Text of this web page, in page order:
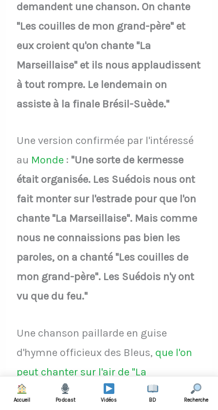
demandent une chanson. On chante
"Les couilles de mon grand-père" et
eux croient qu'on chante "La
Marseillaise" et ils nous applaudissent
à tout rompre. Le lendemain on
assiste à la finale Brésil-Suède."
Une version confirmée par l'intéressé
au Monde: "Une sorte de kermesse
était organisée. Les Suédois nous ont
fait monter sur l'estrade pour que l'on
chante "La Marseillaise". Mais comme
nous ne connaissions pas bien les
paroles, on a chanté "Les couilles de
mon grand-père". Les Suédois n'y ont
vu que du feu."
Une chanson paillarde en guise
d'hymne officieux des Bleus, que l'on
peut chanter sur l'air de "La
Marseillaise"
Accueil Podcast Vidéos BD Recherche